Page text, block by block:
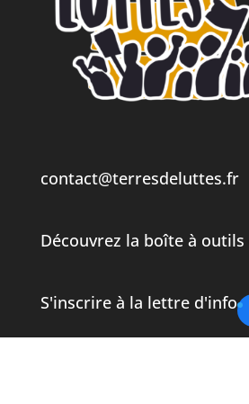
contact@terresdeluttes.fr
Découvrez la boîte à
S'inscrire à la lettre d'info